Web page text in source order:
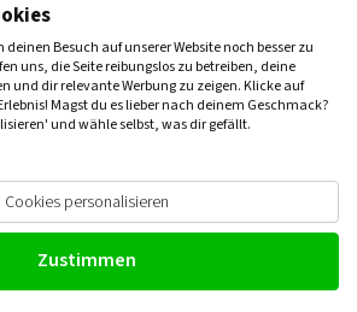
mit Gabelkopf,
Besuch auf unserer Website noch besser zu
uns, die Seite reibungslos zu betreiben, deine
und dir relevante Werbung zu zeigen. Klicke auf
Magst du es lieber nach deinem Geschmack?
und wähle selbst, was dir gefällt.
Cookies personalisieren
Zustimmen